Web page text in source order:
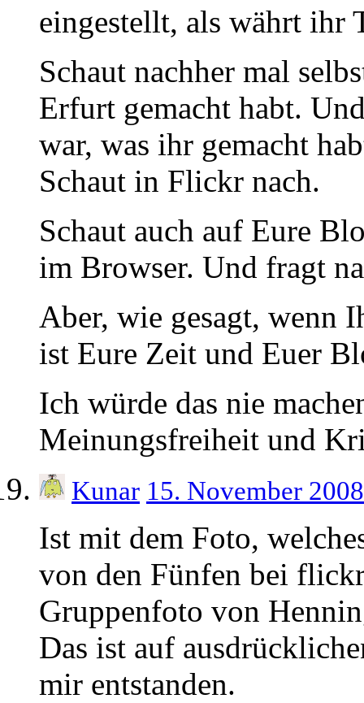
eingestellt, als währt ihr
Schaut nachher mal
Erfurt gemacht habt.
war, was ihr gemacht
Schaut in Flickr nach.
Schaut auch auf Eure
im Browser. Und fragt
Aber, wie gesagt, wenn
ist Eure Zeit und Euer
Ich würde das nie
Meinungsfreiheit und
Kunar 15. November
Ist mit dem Foto,
von den Fünfen bei
Gruppenfoto von
Das ist auf
mir entstanden.